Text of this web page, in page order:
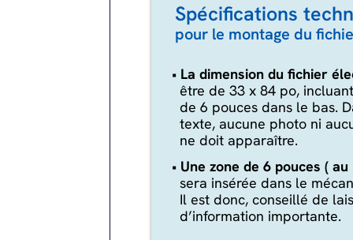
Spécifications
pour le montage du
• La dimension du fichier
être de 33 x 84 po,
de 6 pouces dans le bas.
texte, aucune photo ni
ne doit apparaître.
• Une zone de 6 pouces ( au
sera insérée dans le
Il est donc, conseillé de
d’information importante.